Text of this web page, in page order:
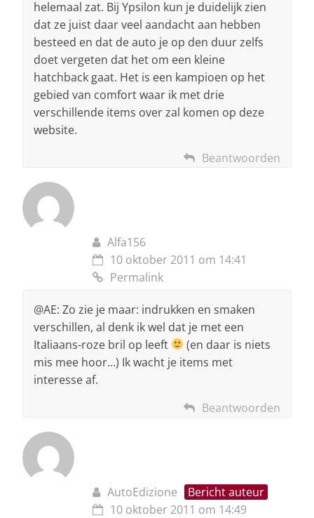
helemaal zat. Bij Ypsilon kun je duidelijk zien
dat ze juist daar veel aandacht aan hebben
besteed en dat de auto je op den duur zelfs
doet vergeten dat het om een kleine
hatchback gaat. Het is een kampioen op het
gebied van comfort waar ik met drie
verschillende items over zal komen op deze
website.
Beantwoorden
Alfa156
10 oktober 2011 om 14:41
Permalink
@AE: Zo zie je maar: indrukken en smaken
verschillen, al denk ik wel dat je met een
Italiaans-roze bril op leeft
(en daar is niets
mis mee hoor…) Ik wacht je items met
interesse af.
Beantwoorden
AutoEdizione
Bericht auteur
10 oktober 2011 om 14:49